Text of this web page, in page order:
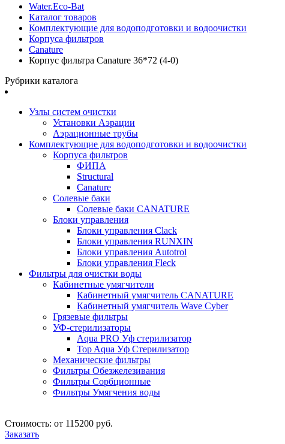
Water.Eco-Bat
Каталог товаров
Комплектующие для водоподготовки и водоочистки
Корпуса фильтров
Canature
Корпус фильтра Canature 36*72 (4-0)
Рубрики каталога
Узлы систем очистки
Установки Аэрации
Аэрационные трубы
Комплектующие для водоподготовки и водоочистки
Корпуса фильтров
ФИПА
Structural
Canature
Солевые баки
Солевые баки CANATURE
Блоки управления
Блоки управления Clack
Блоки управления RUNXIN
Блоки управления Autotrol
Блоки управления Fleck
Фильтры для очистки воды
Кабинетные умягчители
Кабинетный умягчитель CANATURE
Кабинетный умягчитель Wave Cyber
Грязевые фильтры
УФ-стерилизаторы
Aqua PRO Уф стерилизатор
Top Aqua Уф Стерилизатор
Механические фильтры
Фильтры Обезжелезивания
Фильтры Сорбционные
Фильтры Умягчения воды
Стоимость: от 115200 руб.
Заказать